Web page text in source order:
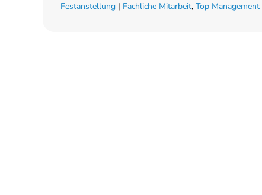
Festanstellung | Fachliche Mitarbeit, Top Management